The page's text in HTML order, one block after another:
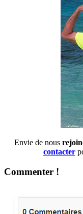
Envie de nous
contacter
Commenter !